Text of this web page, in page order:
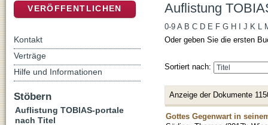
Auflistung
0-9 A B C D E F G H J K L
Oder geben Sie die ersten
Sortiert nach:
Anzeige der Dokumente
Gottes Gegenwart in
VERÖFFENTLICHEN
Kontakt
Verträge
Hilfe und Informationen
Stöbern
Auflistung TOBIAS-portale
nach Titel